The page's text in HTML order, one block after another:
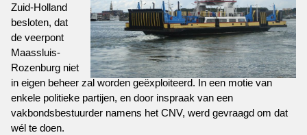
Zuid-Holland
besloten, dat
de veerpont
Maassluis-
Rozenburg niet
in eigen beheer zal worden geëxploiteerd. In een motie van
enkele politieke partijen, en door inspraak van een
vakbondsbestuurder namens het CNV, werd gevraagd om dat
wél te doen.